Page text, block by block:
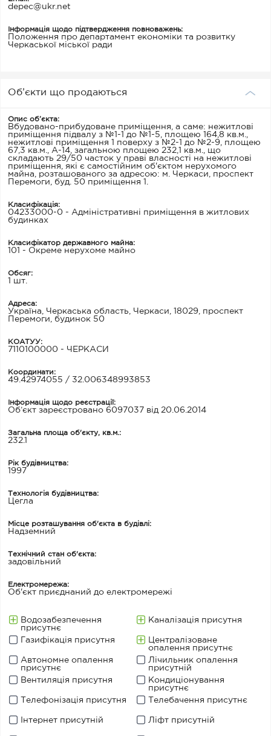
depec@ukr.net
Інформація щодо підтвердження повноважень:
Положення про департамент економіки та розвитку
Черкаської міської ради
Об’єкти що продаються
Опис об’єкта:
Вбудовано-прибудоване приміщення, а саме: нежитлові
приміщення підвалу з №1-1 до №1-5, площею 164,8 кв.м.,
нежитлові приміщення 1 поверху з №2-1 до №2-9, площею
67,3 кв.м., А-14, загальною площею 232,1 кв.м., що
складають 29/50 часток у праві власності на нежитлові
приміщення, які є самостійним об'єктом нерухомого
майна, розташованого за адресою: м. Черкаси, проспект
Перемоги, буд. 50 приміщення 1.
Класифікація:
04233000-0 - Адміністративні приміщення в житлових
будинках
Класифікатор державного майна:
101 - Окреме нерухоме майно
Обсяг:
1 шт.
Адреса:
Україна, Черкаська область, Черкаси, 18029, проспект
Перемоги, будинок 50
КОАТУУ:
7110100000 - ЧЕРКАСИ
Координати:
49.42974055 / 32.006348993853
Інформація щодо реєстрації:
Об’єкт зареєстровано 6097037 від 20.06.2014
Загальна площа об'єкту, кв.м.:
232.1
Рік будівництва:
1997
Технологія будівництва:
Цегла
Місце розташування об'єкта в будівлі:
Надземний
Технічний стан об'єкта:
задовільний
Електромережа:
Об'єкт приєднаний до електромережі
Водозабезпечення
присутнє
Каналізація присутня
Газифікація присутня
Централізоване
опалення присутнє
Автономне опалення
присутнє
Лічильник опалення
присутній
Вентиляція присутня
Кондиціонування
присутнє
Телефонізація присутня
Телебачення присутнє
Інтернет присутній Ліфт присутній